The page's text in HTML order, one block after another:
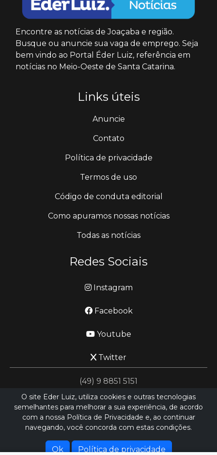
Encontre as notícias de Joaçaba e região.
Busque ou anuncie sua vaga de emprego. Seja
bem vindo ao Portal Éder Luiz, referência em
notícias no Meio-Oeste de Santa Catarina.
Links úteis
Anuncie
Contato
Política de privacidade
Termos de uso
Código de conduta editorial
Como apuramos nossas notícias
Todas as notícias
Redes Sociais
Instagram
Facebook
Youtube
Twitter
(49) 9 8851 5151
jornalismo@ederluiz.com.vc
Hospedado porHEXIO CLOUD
O site Eder Luiz, utiliza cookies e outras tecnologias
semelhantes para melhorar a sua experiência, de acordo
com a nossa Política de Privacidade e, ao continuar
navegando, você concorda com estas condições.
Ok Política de privacidade